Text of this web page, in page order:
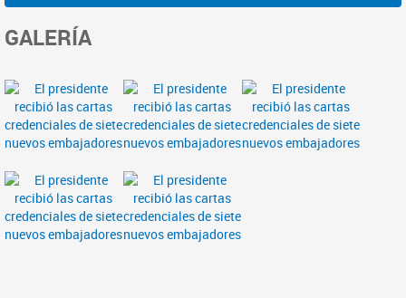
GALERÍA